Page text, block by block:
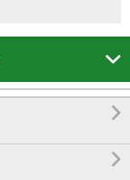


